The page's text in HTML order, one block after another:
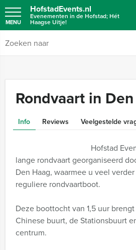
HofstadEvents.nl
Evenementen in de Hofstad; Hét
Haagse Uitje!
MENU
Rondvaart in
Info Reviews Veelgestelde
Hofstad
lange rondvaart georganiseerd
Den Haag, waarmee u veel
reguliere rondvaartboot.
Deze boottocht van 1,5 uur
Chinese buurt, de Stationsbuurt
centrum.